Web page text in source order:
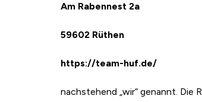
Am Rabennest 2a
59602 Rüthen
https://team-huf.de/
nachstehend „wir“ genannt. Die